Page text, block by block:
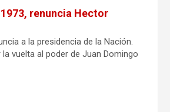
renuncia Hector
a la presidencia de la Nación.
vuelta al poder de Juan Domingo